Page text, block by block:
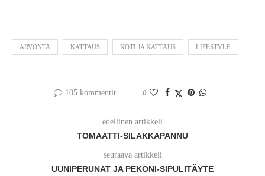
ARVONTA KATTAUS KOTI JA KATTAUS LIFESTYLE
105 kommentit 0
edellinen artikkeli
TOMAATTI-SILAKKAPANNU
seuraava artikkeli
UUNIPERUNAT JA PEKONI-SIPULITÄYTE